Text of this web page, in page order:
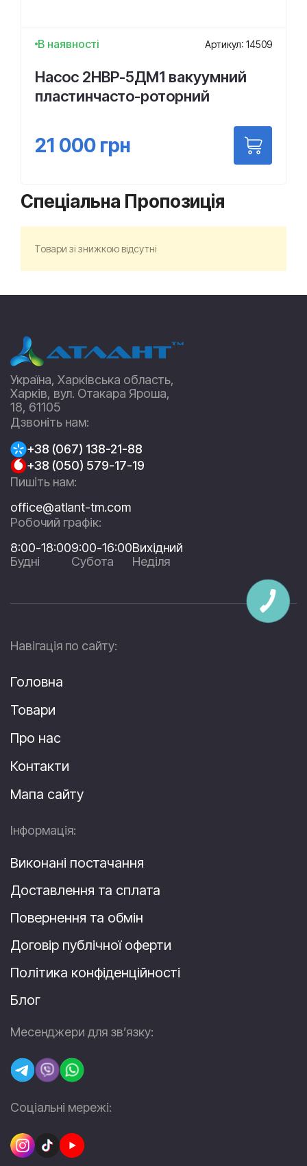
В наявності Артикул: 14509
Насос 2НВР-5ДМ1 вакуумний
пластинчасто-роторний
21 000 грн
Спеціальна Пропозиція
Товари зі знижкою відсутні
Україна, Харківська область,
Харків, вул. Отакара Яроша,
18, 61105
Дзвоніть нам:
+38 (067) 138-21-88
+38 (050) 579-17-19
Пишіть нам:
office@atlant-tm.com
Робочий графік:
8:00-18:00
Будні
9:00-16:00
Субота
Вихідний
Неділя
Навігація по сайту:
Головна
Товари
Про нас
Контакти
Мапа сайту
Інформація:
Виконані постачання
Доставлення та сплата
Повернення та обмін
Договір публічної оферти
Політика конфіденційності
Блог
Месенджери для зв’язку:
Соціальні мережі: